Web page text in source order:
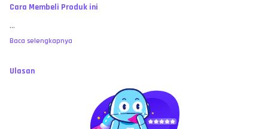
Cara Membeli Produk ini
...
Baca selengkapnya
Ulasan